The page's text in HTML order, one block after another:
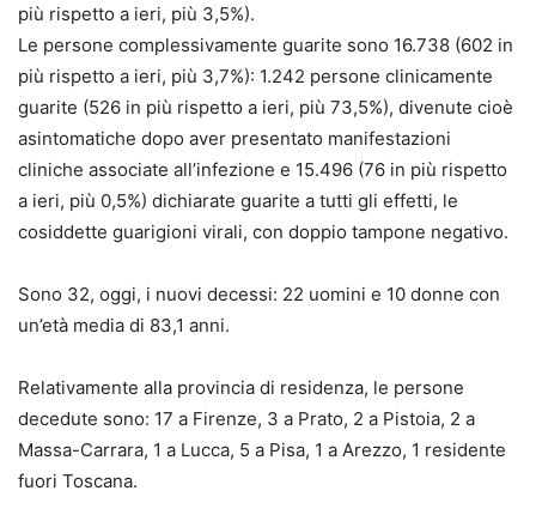
più rispetto a ieri, più 3,5%).
Le persone complessivamente guarite sono 16.738 (602 in
più rispetto a ieri, più 3,7%): 1.242 persone clinicamente
guarite (526 in più rispetto a ieri, più 73,5%), divenute cioè
asintomatiche dopo aver presentato manifestazioni
cliniche associate all’infezione e 15.496 (76 in più rispetto
a ieri, più 0,5%) dichiarate guarite a tutti gli effetti, le
cosiddette guarigioni virali, con doppio tampone negativo.
Sono 32, oggi, i nuovi decessi: 22 uomini e 10 donne con
un’età media di 83,1 anni.
Relativamente alla provincia di residenza, le persone
decedute sono: 17 a Firenze, 3 a Prato, 2 a Pistoia, 2 a
Massa-Carrara, 1 a Lucca, 5 a Pisa, 1 a Arezzo, 1 residente
fuori Toscana.